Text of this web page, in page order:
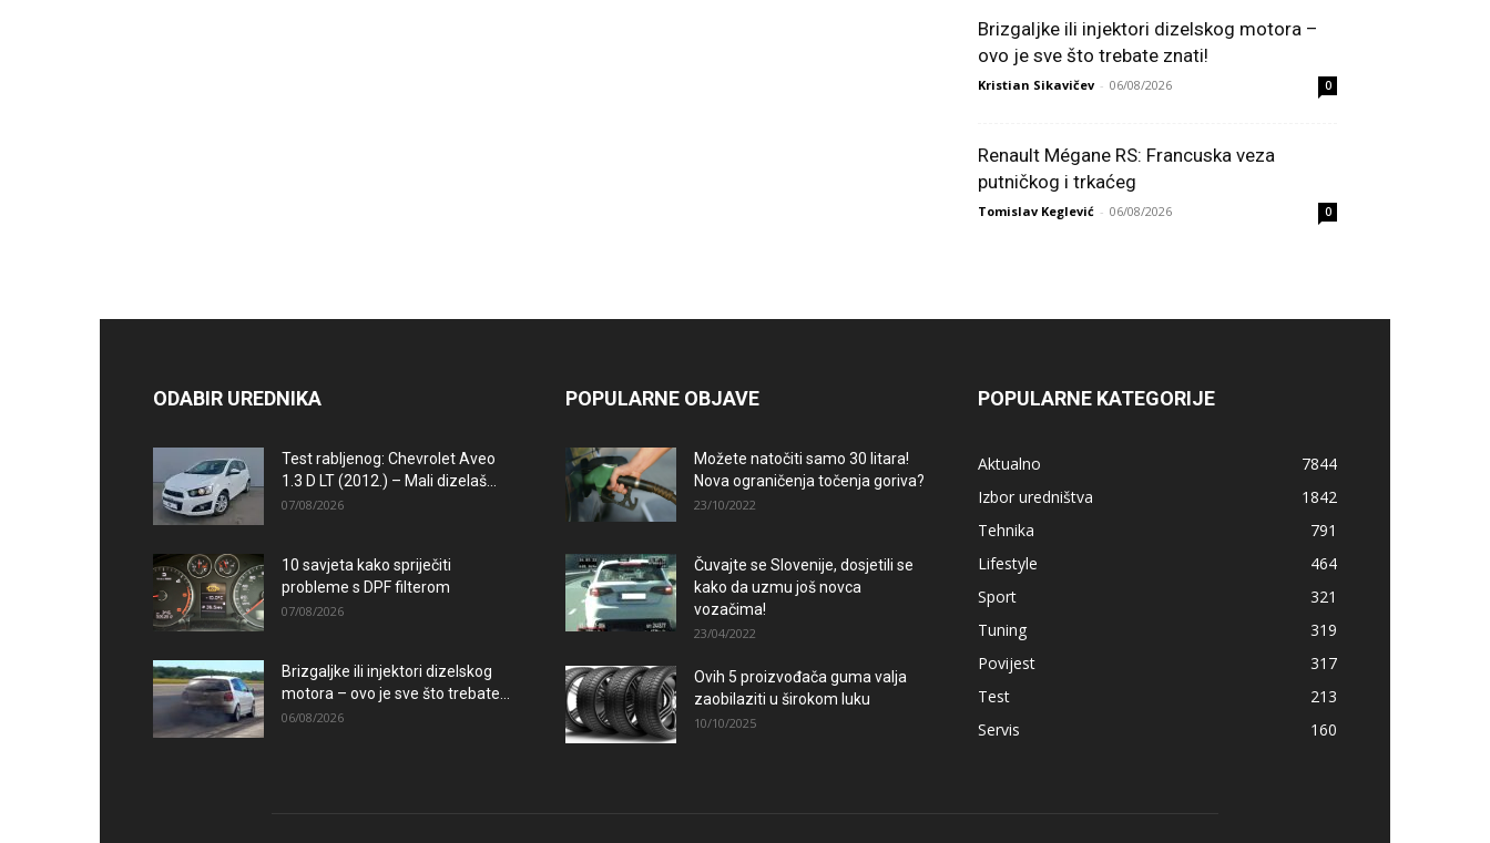
Brizgaljke ili injektori dizelskog motora –
ovo je sve što trebate znati!
Kristian Sikavičev - 06/08/2026 0
Renault Mégane RS: Francuska veza
putničkog i trkaćeg
Tomislav Keglević - 06/08/2026 0
ODABIR UREDNIKA
Test rabljenog: Chevrolet Aveo
1.3 D LT (2012.) – Mali dizelaš...
07/08/2026
10 savjeta kako spriječiti
probleme s DPF filterom
07/08/2026
Brizgaljke ili injektori dizelskog
motora – ovo je sve što trebate...
06/08/2026
POPULARNE OBJAVE
Možete natočiti samo 30 litara!
Nova ograničenja točenja goriva?
23/10/2022
Čuvajte se Slovenije, dosjetili se
kako da uzmu još novca
vozačima!
23/04/2022
Ovih 5 proizvođača guma valja
zaobilaziti u širokom luku
10/10/2025
POPULARNE KATEGORIJE
Aktualno
7844
Izbor uredništva
1842
Tehnika
791
Lifestyle
464
Sport
321
Tuning
319
Povijest
317
Test
213
Servis
160